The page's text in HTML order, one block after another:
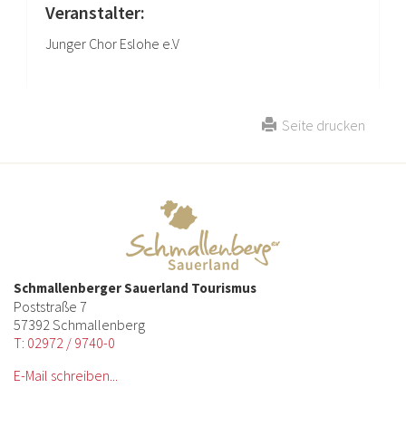
Veranstalter:
Junger Chor Eslohe e.V
Seite drucken
Schmallenberger Sauerland Tourismus
Poststraße 7
57392 Schmallenberg
T: 02972 / 9740-0
E-Mail schreiben...